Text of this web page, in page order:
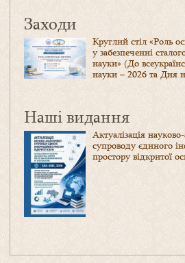
Заходи
Круглий стіл «Роль
у забезпеченні
науки» (До
науки – 2026 та Дня
Наші видання
Актуалізація
супроводу єдиного
простору відкритої